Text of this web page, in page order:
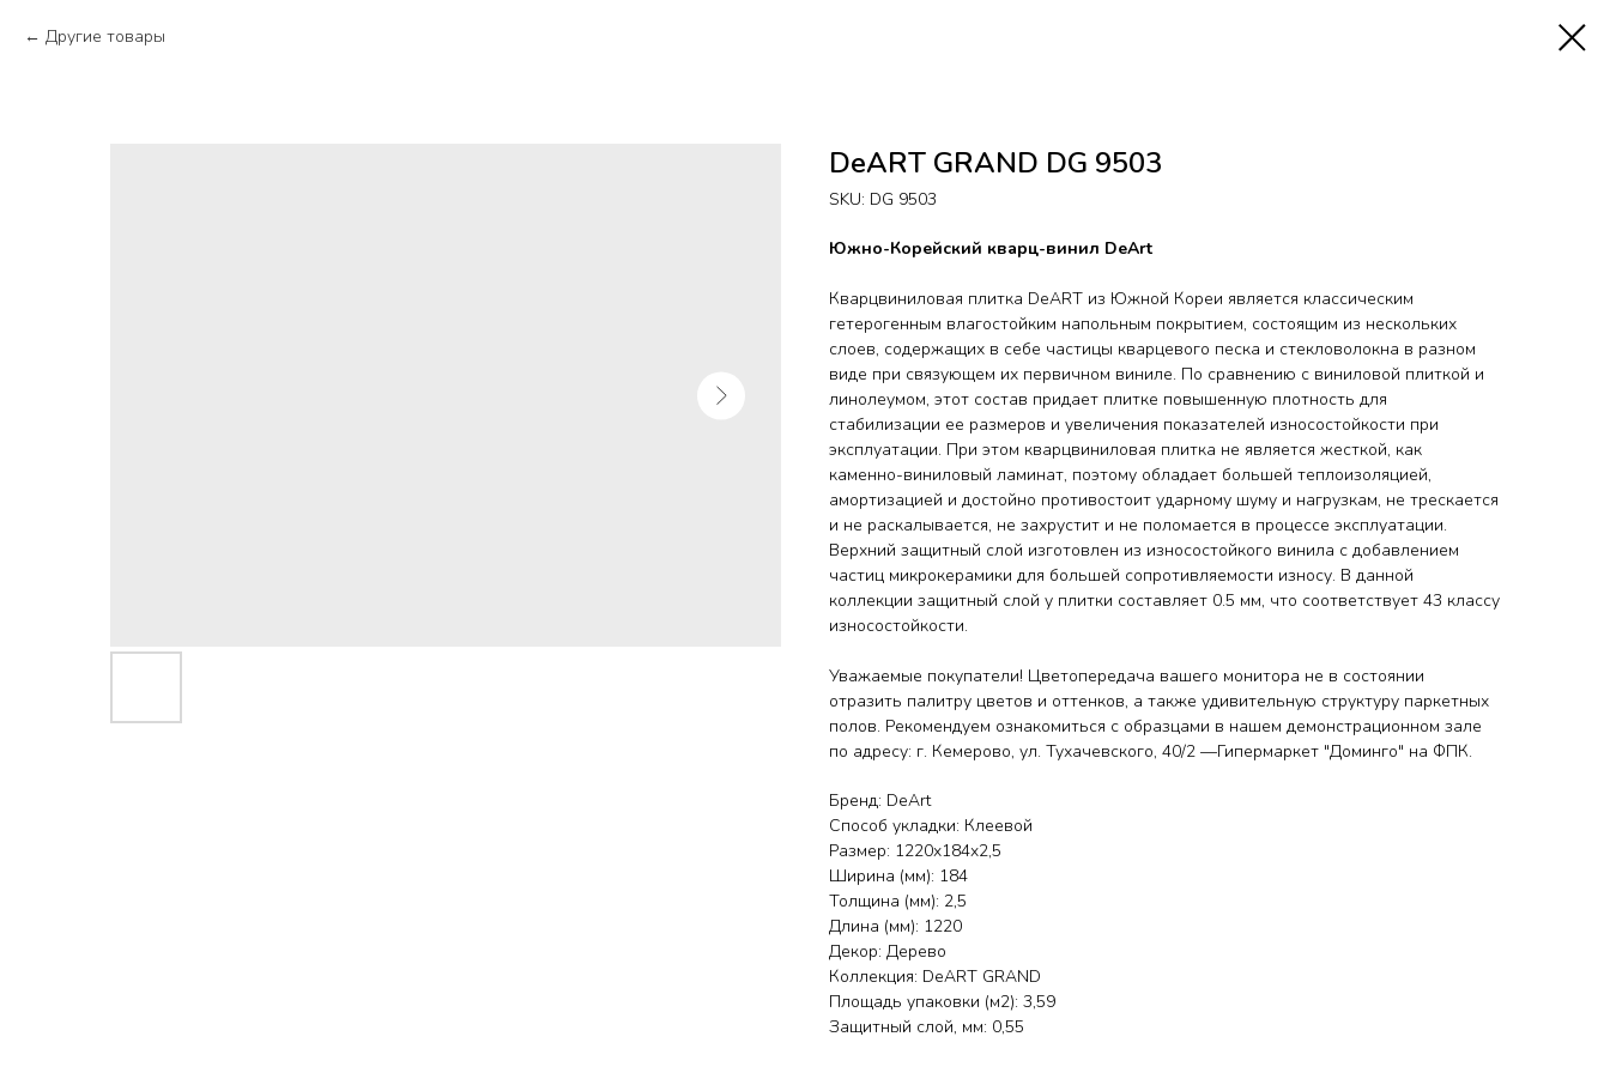
Другие товары
DeART GRAND DG 9503
SKU: DG 9503
Южно-Корейский кварц-винил DeArt
Кварцвиниловая плитка DeART из Южной Кореи является классическим
гетерогенным влагостойким напольным покрытием, состоящим из нескольких
слоев, содержащих в себе частицы кварцевого песка и стекловолокна в разном
виде при связующем их первичном виниле. По сравнению с виниловой плиткой и
линолеумом, этот состав придает плитке повышенную плотность для
стабилизации ее размеров и увеличения показателей износостойкости при
эксплуатации. При этом кварцвиниловая плитка не является жесткой, как
каменно-виниловый ламинат, поэтому обладает большей теплоизоляцией,
амортизацией и достойно противостоит ударному шуму и нагрузкам, не трескается
и не раскалывается, не захрустит и не поломается в процессе эксплуатации.
Верхний защитный слой изготовлен из износостойкого винила с добавлением
частиц микрокерамики для большей сопротивляемости износу. В данной
коллекции защитный слой у плитки составляет 0.5 мм, что соответствует 43 классу
износостойкости.
Уважаемые покупатели! Цветопередача вашего монитора не в состоянии
отразить палитру цветов и оттенков, а также удивительную структуру паркетных
полов. Рекомендуем ознакомиться с образцами в нашем демонстрационном зале
по адресу: г. Кемерово, ул. Тухачевского, 40/2 —Гипермаркет "Доминго" на ФПК.
Бренд: DeArt
Способ укладки: Клеевой
Размер: 1220x184x2,5
Ширина (мм): 184
Толщина (мм): 2,5
Длина (мм): 1220
Декор: Дерево
Коллекция: DeART GRAND
Площадь упаковки (м2): 3,59
Защитный слой, мм: 0,55